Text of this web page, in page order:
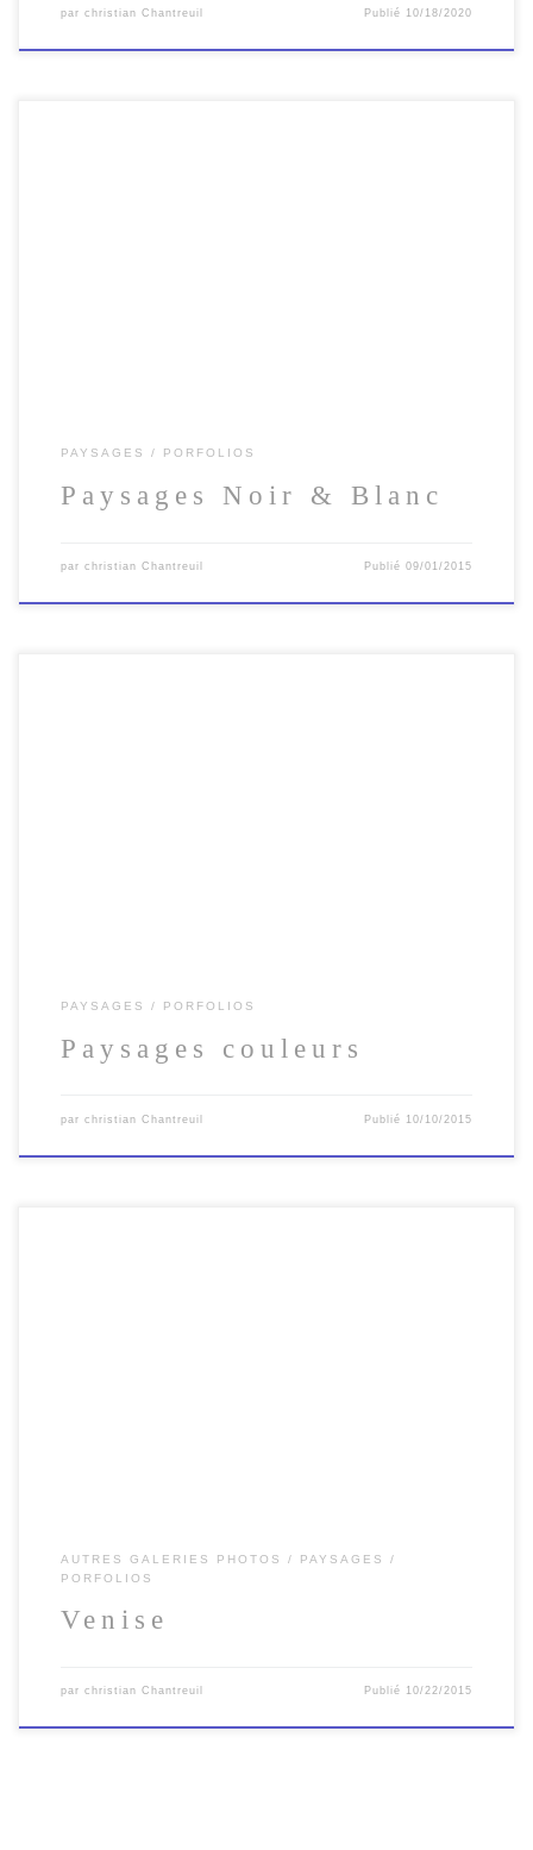
par christian Chantreuil Publié 10/18/2020
PAYSAGES PORFOLIOS
Paysages Noir & Blanc
par christian Chantreuil Publié09/01/2015
PAYSAGES PORFOLIOS
Paysages couleurs
par christian Chantreuil Publié 10/10/2015
AUTRES GALERIES PHOTOS
PAYSAGES
PORFOLIOS
Venise
par christian Chantreuil Publié 10/22/2015